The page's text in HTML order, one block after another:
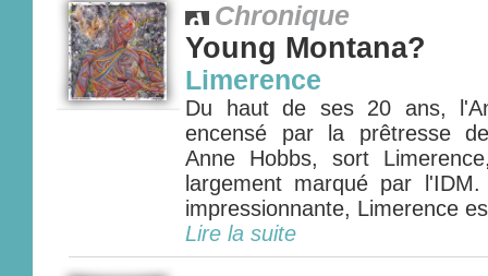
Chronique
Young Montana?
Limerence
Du haut de ses 20 ans,
encensé par la prêtresse
Anne Hobbs, sort
largement marqué par
impressionnante, Limerence
Lire la suite